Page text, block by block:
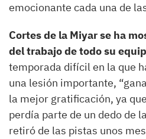
emocionante cada una de
Cortes de la Miyar se ha
del trabajo de todo su
temporada difícil en la que
una lesión importante,
la mejor gratificación, ya
perdía parte de un dedo de
retiró de las pistas unos